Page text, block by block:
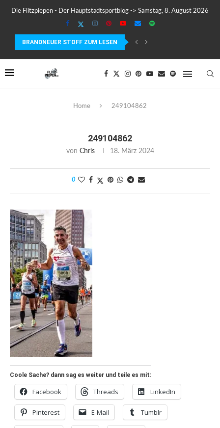
Die Flitzpiepen - Der Hauptstadtsportblog -> Samstag, 8. August 2026
BRANDNEUER STOFF ZUM LESEN
COROS PACE 4 IM TEST – LEICHT, SCHNELL...
Home 249104862
249104862
von Chris 18. März 2024
0
Coole Sache? dann sag es weiter und teile es mit:
Facebook Threads LinkedIn
Pinterest E-Mail Tumblr